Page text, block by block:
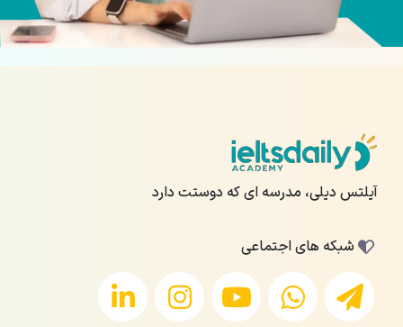
آیلتس دیلی، مدرسه ای که دوستت دارد
شبکه های اجتماعی